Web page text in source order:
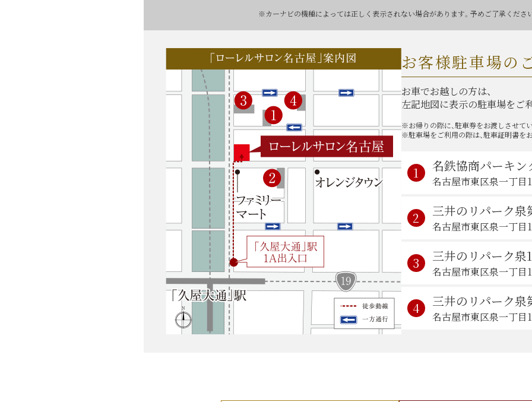
※カーナビの機種によっては正しく表示されない場合があります。予めご了承ください
お客様駐車場の
お車でお越しの方は、
左記地図に表示の駐車場をご
※お帰りの際に、駐車券をお渡しさせて
※駐車場をご利用の際は、駐車証明書を
1 名鉄協商パーキン
名古屋市東区泉一丁目
2 三井のリパーク泉
名古屋市東区泉一丁目
3 三井のリパーク泉
名古屋市東区泉一丁目
4 三井のリパーク泉
名古屋市東区泉一丁目